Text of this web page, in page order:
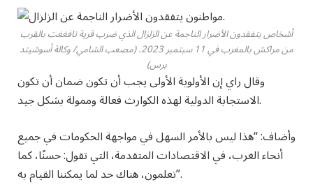
أشخاص يتفقدون الأضرار الناجمة عن الزلزال الذي ضرب قرية تافغغت بالقرب
من مراكش بالمغرب في 11 سبتمبر 2023. (مصعب الشامي/ وكالة أسوشيتد
برس)
وقال راي إن الأولوية الأولى يجب أن تكون ضمان أن تكون
الاستجابة الدولية لهذه الكوارث فعالة وممولة بشكل جيد.
وأضاف: “هذا ليس بالأمر السهل في مواجهة الحكومات في جميع
أنحاء الغرب، في الاقتصادات المتقدمة، التي تقول: حسنًا، كما
تعلمون، هناك حد لما يمكننا القيام به”.